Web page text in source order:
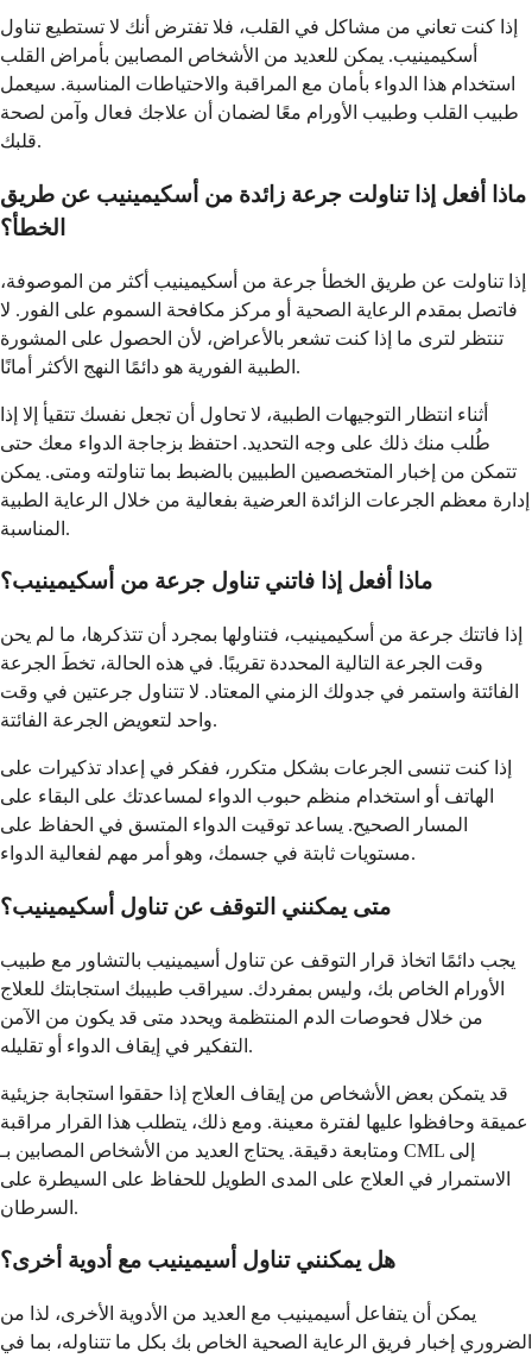
إذا كنت تعاني من مشاكل في القلب، فلا تفترض أنك لا تستطيع تناول
أسكيمينيب. يمكن للعديد من الأشخاص المصابين بأمراض القلب
استخدام هذا الدواء بأمان مع المراقبة والاحتياطات المناسبة. سيعمل
طبيب القلب وطبيب الأورام معًا لضمان أن علاجك فعال وآمن لصحة
قلبك.
ماذا أفعل إذا تناولت جرعة زائدة من أسكيمينيب عن طريق
الخطأ؟
إذا تناولت عن طريق الخطأ جرعة من أسكيمينيب أكثر من الموصوفة،
فاتصل بمقدم الرعاية الصحية أو مركز مكافحة السموم على الفور. لا
تنتظر لترى ما إذا كنت تشعر بالأعراض، لأن الحصول على المشورة
الطبية الفورية هو دائمًا النهج الأكثر أمانًا.
أثناء انتظار التوجيهات الطبية، لا تحاول أن تجعل نفسك تتقيأ إلا إذا
طُلب منك ذلك على وجه التحديد. احتفظ بزجاجة الدواء معك حتى
تتمكن من إخبار المتخصصين الطبيين بالضبط بما تناولته ومتى. يمكن
إدارة معظم الجرعات الزائدة العرضية بفعالية من خلال الرعاية الطبية
المناسبة.
ماذا أفعل إذا فاتني تناول جرعة من أسكيمينيب؟
إذا فاتتك جرعة من أسكيمينيب، فتناولها بمجرد أن تتذكرها، ما لم يحن
وقت الجرعة التالية المحددة تقريبًا. في هذه الحالة، تخطَ الجرعة
الفائتة واستمر في جدولك الزمني المعتاد. لا تتناول جرعتين في وقت
واحد لتعويض الجرعة الفائتة.
إذا كنت تنسى الجرعات بشكل متكرر، ففكر في إعداد تذكيرات على
الهاتف أو استخدام منظم حبوب الدواء لمساعدتك على البقاء على
المسار الصحيح. يساعد توقيت الدواء المتسق في الحفاظ على
مستويات ثابتة في جسمك، وهو أمر مهم لفعالية الدواء.
متى يمكنني التوقف عن تناول أسكيمينيب؟
يجب دائمًا اتخاذ قرار التوقف عن تناول أسيمينيب بالتشاور مع طبيب
الأورام الخاص بك، وليس بمفردك. سيراقب طبيبك استجابتك للعلاج
من خلال فحوصات الدم المنتظمة ويحدد متى قد يكون من الآمن
التفكير في إيقاف الدواء أو تقليله.
قد يتمكن بعض الأشخاص من إيقاف العلاج إذا حققوا استجابة جزيئية
عميقة وحافظوا عليها لفترة معينة. ومع ذلك، يتطلب هذا القرار مراقبة
ومتابعة دقيقة. يحتاج العديد من الأشخاص المصابين بـ CML إلى
الاستمرار في العلاج على المدى الطويل للحفاظ على السيطرة على
السرطان.
هل يمكنني تناول أسيمينيب مع أدوية أخرى؟
يمكن أن يتفاعل أسيمينيب مع العديد من الأدوية الأخرى، لذا من
الضروري إخبار فريق الرعاية الصحية الخاص بك بكل ما تتناوله، بما في